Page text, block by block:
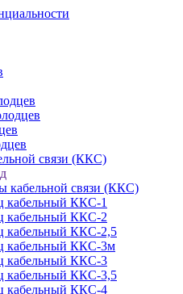
связи (ККС)
кабельной связи (ККС)
кабельный ККС-1
кабельный ККС-2
кабельный ККС-2,5
кабельный ККС-3м
кабельный ККС-3
кабельный ККС-3,5
кабельный ККС-4